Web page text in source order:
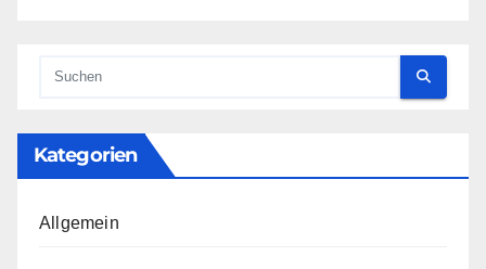
Kategorien
Allgemein